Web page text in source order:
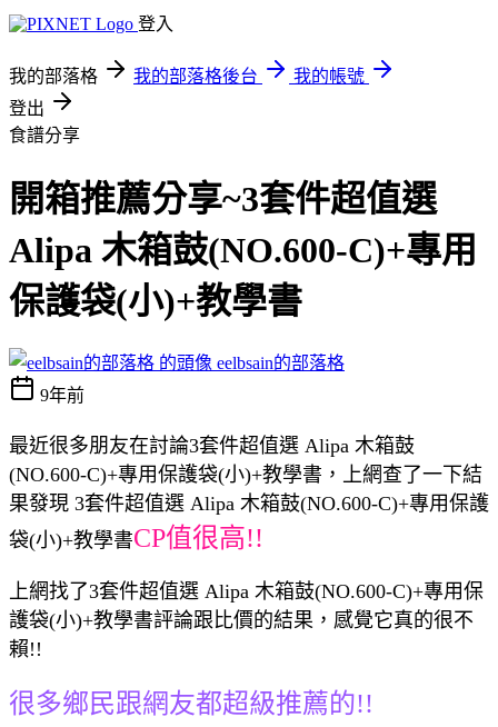
登入
我的部落格 我的部落格後台
我的帳號
登出
食譜分享
開箱推薦分享~3套件超值選
Alipa 木箱鼓(NO.600-C)+專用
保護袋(小)+教學書
eelbsain的部落格
9年前
最近很多朋友在討論3套件超值選 Alipa 木箱鼓
(NO.600-C)+專用保護袋(小)+教學書，上網查了一下結
果發現 3套件超值選 Alipa 木箱鼓(NO.600-C)+專用保護
袋(小)+教學書CP值很高!!
上網找了3套件超值選 Alipa 木箱鼓(NO.600-C)+專用保
護袋(小)+教學書評論跟比價的結果，感覺它真的很不
賴!!
很多鄉民跟網友都超級推薦的!!